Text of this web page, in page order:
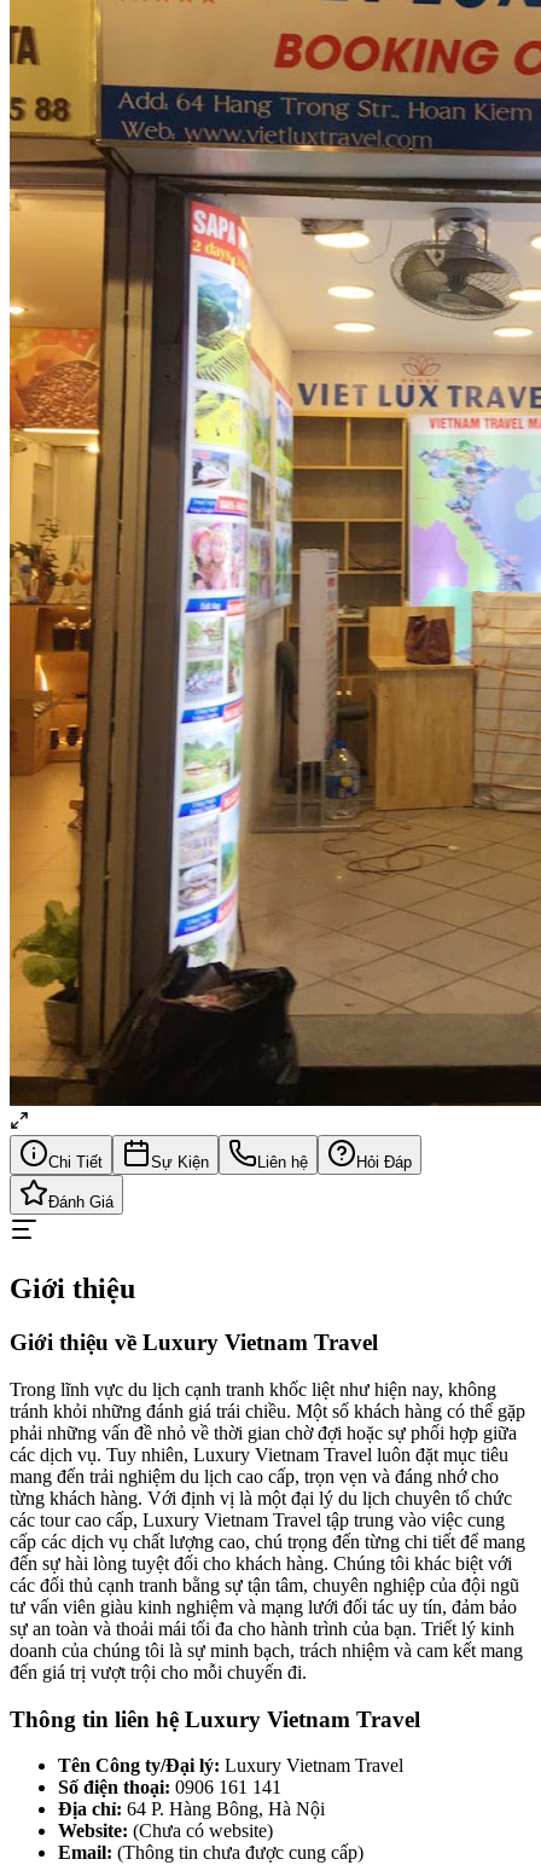
Chi Tiết Sự Kiện Liên hệ Hỏi Đáp
Đánh Giá
Giới thiệu
Giới thiệu về Luxury Vietnam Travel
Trong lĩnh vực du lịch cạnh tranh khốc liệt như hiện nay, không
tránh khỏi những đánh giá trái chiều. Một số khách hàng có thể gặp
phải những vấn đề nhỏ về thời gian chờ đợi hoặc sự phối hợp giữa
các dịch vụ. Tuy nhiên, Luxury Vietnam Travel luôn đặt mục tiêu
mang đến trải nghiệm du lịch cao cấp, trọn vẹn và đáng nhớ cho
từng khách hàng. Với định vị là một đại lý du lịch chuyên tổ chức
các tour cao cấp, Luxury Vietnam Travel tập trung vào việc cung
cấp các dịch vụ chất lượng cao, chú trọng đến từng chi tiết để mang
đến sự hài lòng tuyệt đối cho khách hàng. Chúng tôi khác biệt với
các đối thủ cạnh tranh bằng sự tận tâm, chuyên nghiệp của đội ngũ
tư vấn viên giàu kinh nghiệm và mạng lưới đối tác uy tín, đảm bảo
sự an toàn và thoải mái tối đa cho hành trình của bạn. Triết lý kinh
doanh của chúng tôi là sự minh bạch, trách nhiệm và cam kết mang
đến giá trị vượt trội cho mỗi chuyến đi.
Thông tin liên hệ Luxury Vietnam Travel
Tên Công ty/Đại lý: Luxury Vietnam Travel
Số điện thoại: 0906 161 141
Địa chỉ: 64 P. Hàng Bông, Hà Nội
Website: (Chưa có website)
Email: (Thông tin chưa được cung cấp)